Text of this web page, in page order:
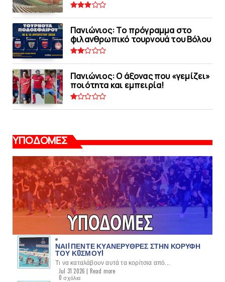
Πανιώνιoς: Tο πρόγραμμα στο
φιλανθρωπικό τουρνουά του Bόλου
Πανιώνιος: O άξονας που «γεμίζει»
ποιότητα και εμπειρία!
ΥΠΟΔΟΜΕΣ
ΝΑΙ! ΠΕΝΤΕ ΚΥΑΝΕΡΥΘΡΕΣ ΣΤΗΝ ΚΟΡΥΦΗ
ΤΟΥ ΚOΣΜΟΥ!
Τι να καταλάβουν αυτά τα κορίτσια από...
Jul 31 2026 | Read more
0 σχόλια